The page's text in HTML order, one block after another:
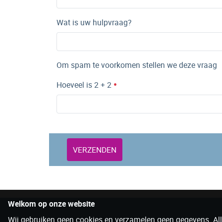
Wat is uw hulpvraag?
Om spam te voorkomen stellen we deze vraag
Hoeveel is 2 + 2
VERZENDEN
Welkom op onze website
Wij gebruiken geen cookies en verzamelen geen gegevens.